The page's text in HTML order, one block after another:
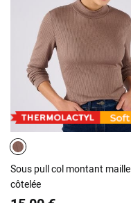
Sous pull col montant maille
côtelée